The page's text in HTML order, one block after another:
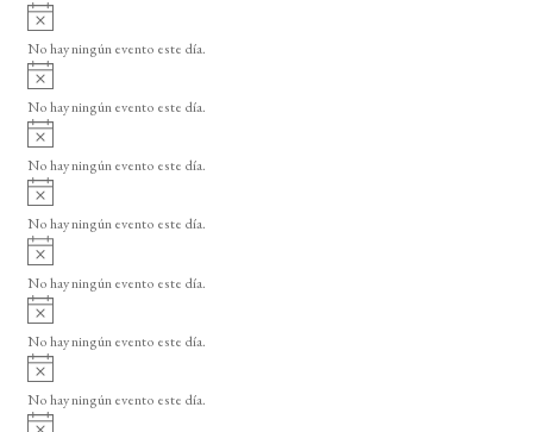
o
A
v
i
o
No hay ningún evento este día.
A
v
i
o
No hay ningún evento este día.
A
v
i
o
No hay ningún evento este día.
A
v
i
o
No hay ningún evento este día.
A
v
i
o
No hay ningún evento este día.
A
v
i
o
No hay ningún evento este día.
A
v
i
No hay ningún evento este día.
A